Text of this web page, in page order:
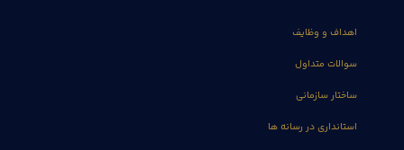
اهداف و وظایف
سوالات متداول
ساختار سازمانی
استانداری در رسانه ها